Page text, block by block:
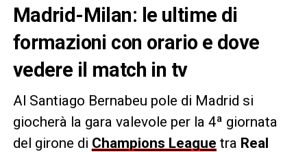
Madrid-Milan: le ultime di
formazioni con orario e dove
vedere il match in tv
Al Santiago Bernabeu pole di Madrid si
giocherà la gara valevole per la 4ª giornata
del girone di Champions League tra Real